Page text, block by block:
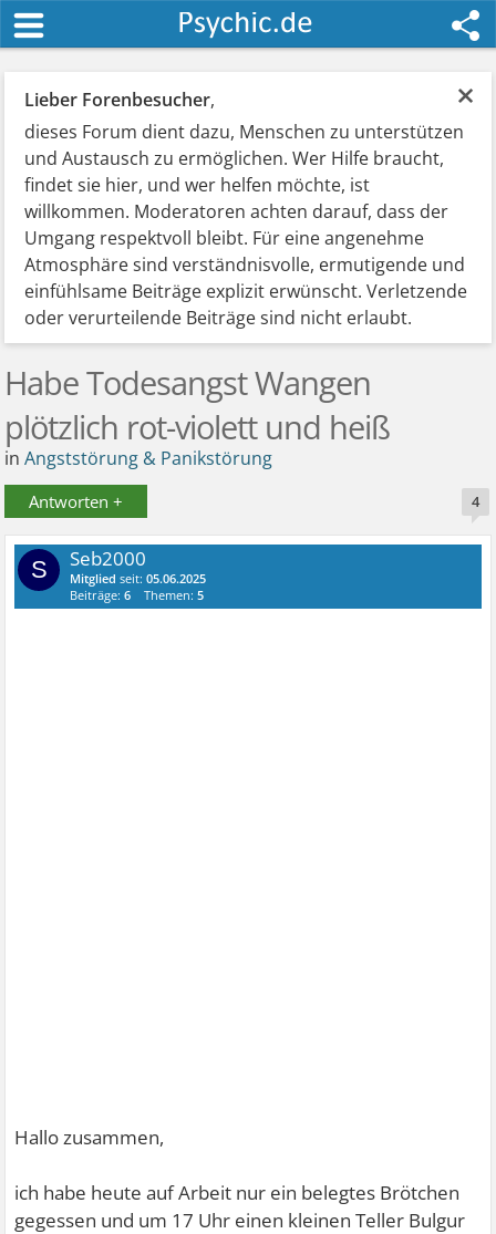
×
Lieber Forenbesucher,
dieses Forum dient dazu, Menschen zu unterstützen
und Austausch zu ermöglichen. Wer Hilfe braucht,
findet sie hier, und wer helfen möchte, ist
willkommen. Moderatoren achten darauf, dass der
Umgang respektvoll bleibt. Für eine angenehme
Atmosphäre sind verständnisvolle, ermutigende und
einfühlsame Beiträge explizit erwünscht. Verletzende
oder verurteilende Beiträge sind nicht erlaubt.
Habe Todesangst Wangen
plötzlich rot-violett und heiß
inAngststörung & Panikstörung
Antworten + 4
S Seb2000
Mitglied seit:05.06.2025
Beiträge:6 Themen:5
Hallo zusammen,
ich habe heute auf Arbeit nur ein belegtes Brötchen
gegessen und um 17 Uhr einen kleinen Teller Bulgur